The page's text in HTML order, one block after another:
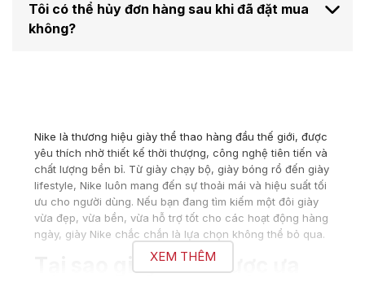
Tôi có thể hủy đơn hàng sau khi đã đặt mua
không?
Nike là thương hiệu giày thể thao hàng đầu thế giới, được
yêu thích nhờ thiết kế thời thượng, công nghệ tiên tiến và
chất lượng bền bỉ. Từ giày chạy bộ, giày bóng rổ đến giày
lifestyle, Nike luôn mang đến sự thoải mái và hiệu suất tối
ưu cho người dùng. Nếu bạn đang tìm kiếm một đôi giày
vừa đẹp, vừa bền, vừa hỗ trợ tốt cho các hoạt động hàng
ngày, giày Nike chắc chắn là lựa chọn không thể bỏ qua.
Tại sao giày Nike được ưa
XEM THÊM